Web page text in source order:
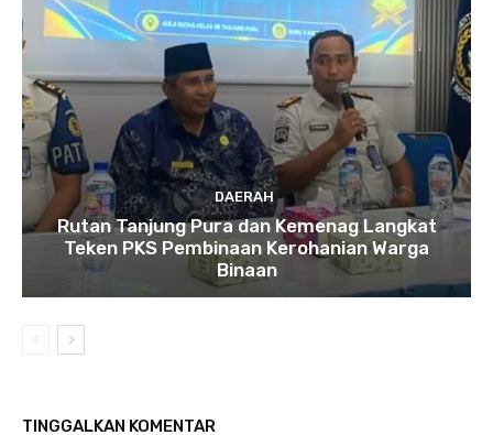
DAERAH
Rutan Tanjung Pura dan Kemenag Langkat
Teken PKS Pembinaan Kerohanian Warga
Binaan
TINGGALKAN KOMENTAR